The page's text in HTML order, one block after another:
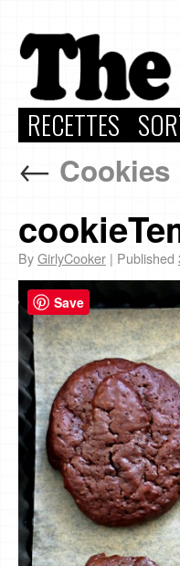
RECETTES
← Cookies
ByGirlyCooker | Published
Save